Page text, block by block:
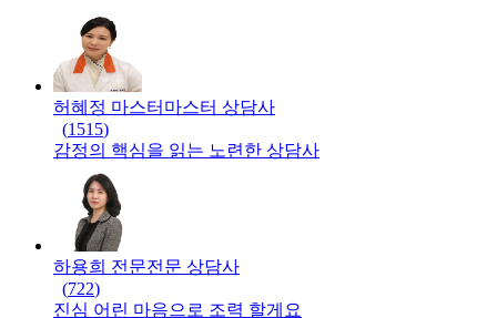
허혜정 마스터 마스터 상담사
(1515)
감정의 핵심을 읽는 노련한 상담사
하용희 전문전문 상담사
(722)
진심 어린 마음으로 조력 할게요